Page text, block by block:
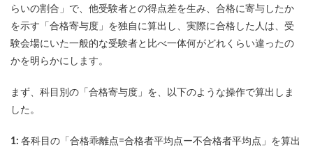
らいの割合」で、他受験者との得点差を生み、合格に寄与したか
を示す「合格寄与度」を独自に算出し、実際に合格した人は、受
験会場にいた一般的な受験者と比べ一体何がどれくらい違ったの
かを明らかにします。
まず、科目別の「合格寄与度」を、以下のような操作で算出しま
した。
1: 各科目の「合格乖離点=合格者平均点ー不合格者平均点」を算出